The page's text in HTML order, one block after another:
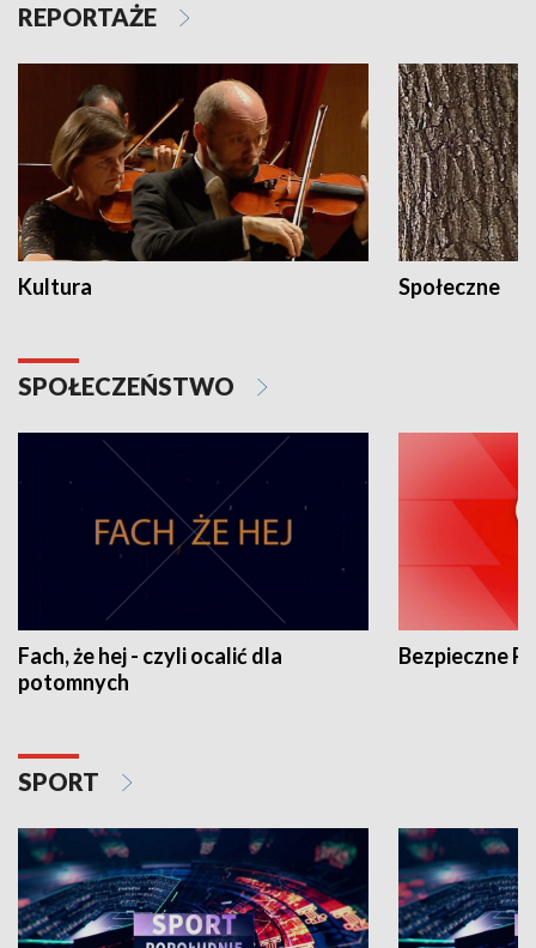
REPORTAŻE
Kultura Społeczne
SPOŁECZEŃSTWO
Fach, że hej - czyli ocalić dla
potomnych
Bezpieczne
SPORT